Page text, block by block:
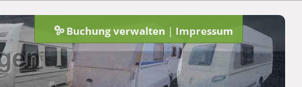
Buchung verwalten | Impressum